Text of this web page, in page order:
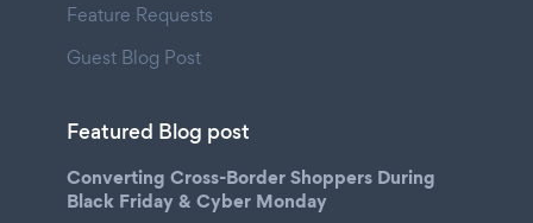
Feature Requests
Guest Blog Post
Featured Blog post
Converting Cross-Border Shoppers During
Black Friday & Cyber Monday